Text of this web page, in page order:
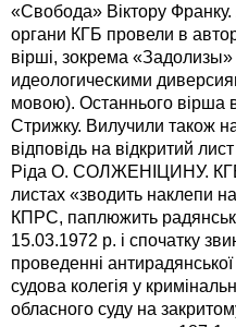
«Свобода» Віктору
органи КГБ провели в
вірші, зокрема
идеологическими
мовою). Останнього вірша
Стрижку. Вилучили також
відповідь на відкритий
Ріда О. СОЛЖЕНІЦИНУ.
листах «зводить наклепи
КПРС, паплюжить
15.03.1972 р. і спочатку
проведенні
судова колегія у
обласного суду на